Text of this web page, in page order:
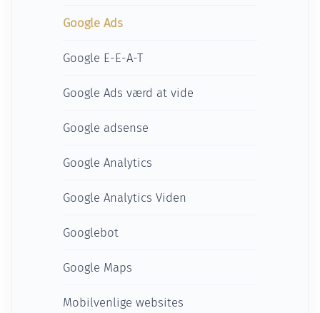
Google Ads
Google E-E-A-T
Google Ads værd at vide
Google adsense
Google Analytics
Google Analytics Viden
Googlebot
Google Maps
Mobilvenlige websites